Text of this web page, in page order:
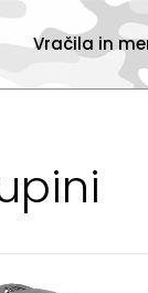
Vračila in